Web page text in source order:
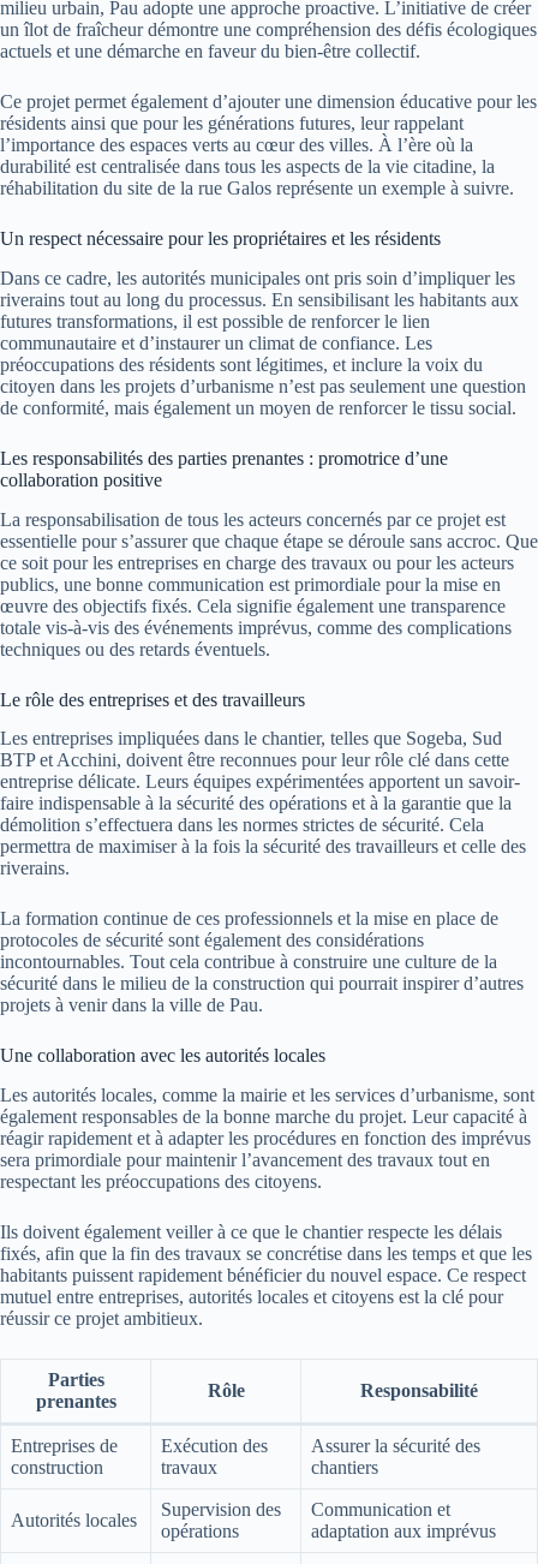
milieu urbain, Pau adopte une approche proactive. L’initiative de créer
un îlot de fraîcheur démontre une compréhension des défis écologiques
actuels et une démarche en faveur du bien-être collectif.
Ce projet permet également d’ajouter une dimension éducative pour les
résidents ainsi que pour les générations futures, leur rappelant
l’importance des espaces verts au cœur des villes. À l’ère où la
durabilité est centralisée dans tous les aspects de la vie citadine, la
réhabilitation du site de la rue Galos représente un exemple à suivre.
Un respect nécessaire pour les propriétaires et les résidents
Dans ce cadre, les autorités municipales ont pris soin d’impliquer les
riverains tout au long du processus. En sensibilisant les habitants aux
futures transformations, il est possible de renforcer le lien
communautaire et d’instaurer un climat de confiance. Les
préoccupations des résidents sont légitimes, et inclure la voix du
citoyen dans les projets d’urbanisme n’est pas seulement une question
de conformité, mais également un moyen de renforcer le tissu social.
Les responsabilités des parties prenantes : promotrice d’une
collaboration positive
La responsabilisation de tous les acteurs concernés par ce projet est
essentielle pour s’assurer que chaque étape se déroule sans accroc. Que
ce soit pour les entreprises en charge des travaux ou pour les acteurs
publics, une bonne communication est primordiale pour la mise en
œuvre des objectifs fixés. Cela signifie également une transparence
totale vis-à-vis des événements imprévus, comme des complications
techniques ou des retards éventuels.
Le rôle des entreprises et des travailleurs
Les entreprises impliquées dans le chantier, telles que Sogeba, Sud
BTP et Acchini, doivent être reconnues pour leur rôle clé dans cette
entreprise délicate. Leurs équipes expérimentées apportent un savoir-
faire indispensable à la sécurité des opérations et à la garantie que la
démolition s’effectuera dans les normes strictes de sécurité. Cela
permettra de maximiser à la fois la sécurité des travailleurs et celle des
riverains.
La formation continue de ces professionnels et la mise en place de
protocoles de sécurité sont également des considérations
incontournables. Tout cela contribue à construire une culture de la
sécurité dans le milieu de la construction qui pourrait inspirer d’autres
projets à venir dans la ville de Pau.
Une collaboration avec les autorités locales
Les autorités locales, comme la mairie et les services d’urbanisme, sont
également responsables de la bonne marche du projet. Leur capacité à
réagir rapidement et à adapter les procédures en fonction des imprévus
sera primordiale pour maintenir l’avancement des travaux tout en
respectant les préoccupations des citoyens.
Ils doivent également veiller à ce que le chantier respecte les délais
fixés, afin que la fin des travaux se concrétise dans les temps et que les
habitants puissent rapidement bénéficier du nouvel espace. Ce respect
mutuel entre entreprises, autorités locales et citoyens est la clé pour
réussir ce projet ambitieux.
Parties
prenantes
Rôle Responsabilité
Entreprises de
construction
Exécution des
travaux
Assurer la sécurité des
chantiers
Autorités locales
Supervision des
opérations
Communication et
adaptation aux imprévus